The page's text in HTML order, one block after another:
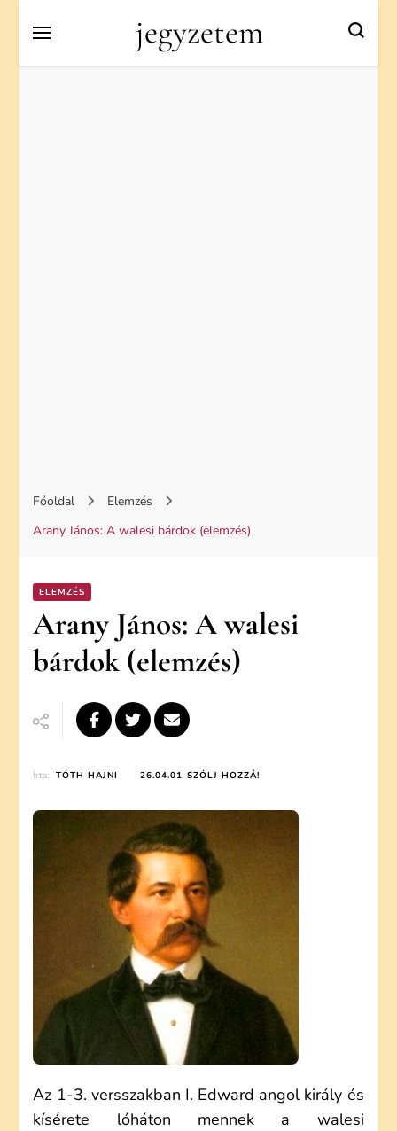
jegyzetem
Főoldal
Elemzés
Arany János: A walesi bárdok (elemzés)
ELEMZÉS
Arany János: A walesi
bárdok (elemzés)
Írta: TÓTH HAJNI 26.04.01 SZÓLJ HOZZÁ!
Az 1-3. versszakban I. Edward angol király és
kísérete lóháton mennek a walesi